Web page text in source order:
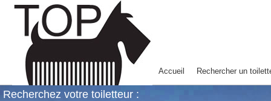
Accueil Rechercher un
Recherchez votre toiletteur :